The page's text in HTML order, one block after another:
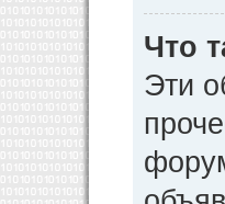
Что
Эти